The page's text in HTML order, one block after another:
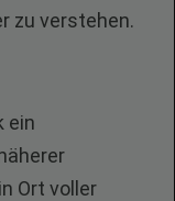
zu verstehen.
ein
Ort voller